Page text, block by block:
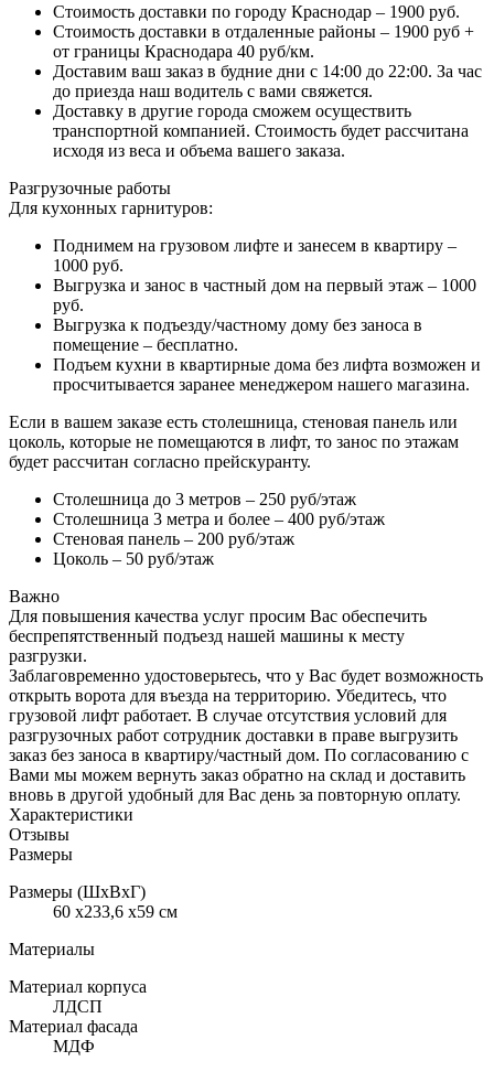
Стоимость доставки по городу Краснодар – 1900 руб.
Стоимость доставки в отдаленные районы – 1900 руб +
от границы Краснодара 40 руб/км.
Доставим ваш заказ в будние дни с 14:00 до 22:00. За час
до приезда наш водитель с вами свяжется.
Доставку в другие города сможем осуществить
транспортной компанией. Стоимость будет рассчитана
исходя из веса и объема вашего заказа.
Разгрузочные работы
Для кухонных гарнитуров:
Поднимем на грузовом лифте и занесем в квартиру –
1000 руб.
Выгрузка и занос в частный дом на первый этаж – 1000
руб.
Выгрузка к подъезду/частному дому без заноса в
помещение – бесплатно.
Подъем кухни в квартирные дома без лифта возможен и
просчитывается заранее менеджером нашего магазина.
Если в вашем заказе есть столешница, стеновая панель или
цоколь, которые не помещаются в лифт, то занос по этажам
будет рассчитан согласно прейскуранту.
Столешница до 3 метров – 250 руб/этаж
Столешница 3 метра и более – 400 руб/этаж
Стеновая панель – 200 руб/этаж
Цоколь – 50 руб/этаж
Важно
Для повышения качества услуг просим Вас обеспечить
беспрепятственный подъезд нашей машины к месту
разгрузки.
Заблаговременно удостоверьтесь, что у Вас будет возможность
открыть ворота для въезда на территорию. Убедитесь, что
грузовой лифт работает. В случае отсутствия условий для
разгрузочных работ сотрудник доставки в праве выгрузить
заказ без заноса в квартиру/частный дом. По согласованию с
Вами мы можем вернуть заказ обратно на склад и доставить
вновь в другой удобный для Вас день за повторную оплату.
Характеристики
Отзывы
Размеры
Размеры (ШхВхГ)
60 x233,6 x59 см
Материалы
Материал корпуса
ЛДСП
Материал фасада
МДФ